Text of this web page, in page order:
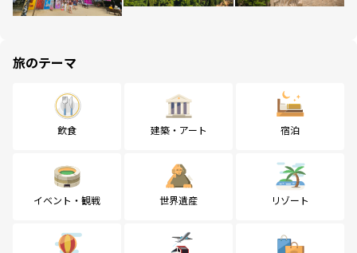
旅のテーマ
飲食 建築・アート 宿泊
イベント・観戦 世界遺産 リゾート